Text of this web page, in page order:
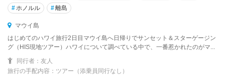
#ホノルル #離島
マウイ島
はじめてのハワイ旅行2日目マウイ島へ日帰りでサンセット＆スターゲージン
グ（HIS現地ツアー）ハワイについて調べている中で、一番惹かれたのがマ...
同行者：友人
旅行の手配内容：ツアー（添乗員同行なし）